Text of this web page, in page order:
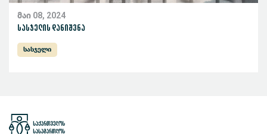
მაი 08, 2024
სასჯელის დანიშვნა
სასჯელი